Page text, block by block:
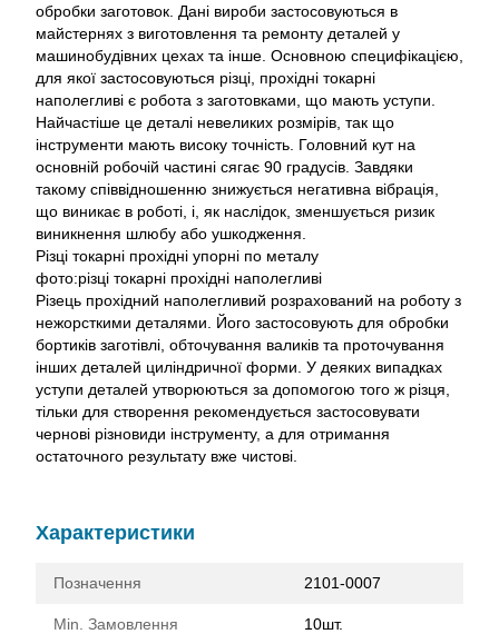
обробки заготовок. Дані вироби застосовуються в
майстернях з виготовлення та ремонту деталей у
машинобудівних цехах та інше. Основною специфікацією,
для якої застосовуються різці, прохідні токарні
наполегливі є робота з заготовками, що мають уступи.
Найчастіше це деталі невеликих розмірів, так що
інструменти мають високу точність. Головний кут на
основній робочій частині сягає 90 градусів. Завдяки
такому співвідношенню знижується негативна вібрація,
що виникає в роботі, і, як наслідок, зменшується ризик
виникнення шлюбу або ушкодження.
Різці токарні прохідні упорні по металу
фото:різці токарні прохідні наполегливі
Різець прохідний наполегливий розрахований на роботу з
нежорсткими деталями. Його застосовують для обробки
бортиків заготівлі, обточування валиків та проточування
інших деталей циліндричної форми. У деяких випадках
уступи деталей утворюються за допомогою того ж різця,
тільки для створення рекомендується застосовувати
чернові різновиди інструменту, а для отримання
остаточного результату вже чистові.
Характеристики
Позначення 2101-0007
Min. Замовлення 10шт.